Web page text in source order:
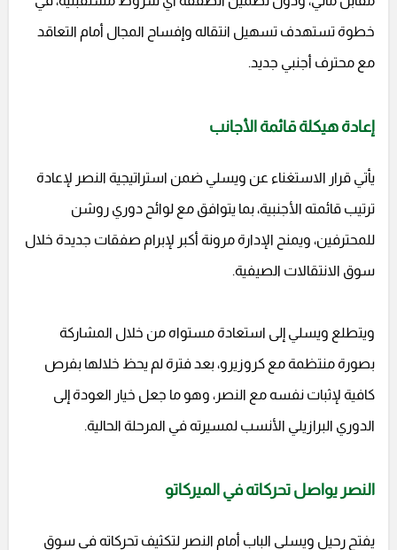
خطوة تستهدف تسهيل انتقاله وإفساح المجال أمام التعاقد
مع محترف أجنبي جديد.
إعادة هيكلة قائمة الأجانب
يأتي قرار الاستغناء عن ويسلي ضمن استراتيجية النصر لإعادة
ترتيب قائمته الأجنبية، بما يتوافق مع لوائح دوري روشن
للمحترفين، ويمنح الإدارة مرونة أكبر لإبرام صفقات جديدة خلال
سوق الانتقالات الصيفية.
ويتطلع ويسلي إلى استعادة مستواه من خلال المشاركة
بصورة منتظمة مع كروزيرو، بعد فترة لم يحظ خلالها بفرص
كافية لإثبات نفسه مع النصر، وهو ما جعل خيار العودة إلى
الدوري البرازيلي الأنسب لمسيرته في المرحلة الحالية.
النصر يواصل تحركاته في الميركاتو
يفتح رحيل ويسلي الباب أمام النصر لتكثيف تحركاته في سوق